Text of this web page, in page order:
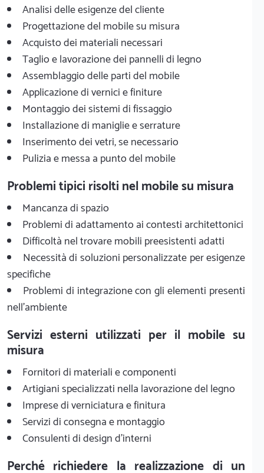
Analisi delle esigenze del cliente
Progettazione del mobile su misura
Acquisto dei materiali necessari
Taglio e lavorazione dei pannelli di legno
Assemblaggio delle parti del mobile
Applicazione di vernici e finiture
Montaggio dei sistemi di fissaggio
Installazione di maniglie e serrature
Inserimento dei vetri, se necessario
Pulizia e messa a punto del mobile
Problemi tipici risolti nel mobile su misura
Mancanza di spazio
Problemi di adattamento ai contesti architettonici
Difficoltà nel trovare mobili preesistenti adatti
Necessità di soluzioni personalizzate per esigenze
specifiche
Problemi di integrazione con gli elementi presenti
nell'ambiente
Servizi esterni utilizzati per il mobile su
misura
Fornitori di materiali e componenti
Artigiani specializzati nella lavorazione del legno
Imprese di verniciatura e finitura
Servizi di consegna e montaggio
Consulenti di design d'interni
Perché richiedere la realizzazione di un